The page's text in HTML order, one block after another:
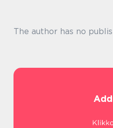
The author has no